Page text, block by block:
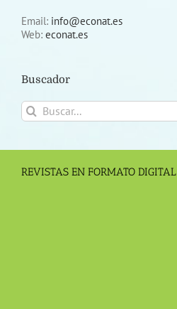
Email: info@econat.es
Web: econat.es
Buscador
Buscar:
REVISTAS EN FORMATO DIGITAL